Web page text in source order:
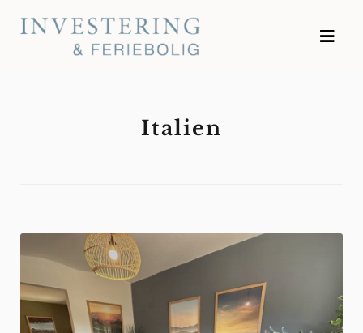
Investering og Feriebolig
Italien